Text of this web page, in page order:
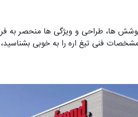
پوشش ها، طراحی و ویژگی ها منحصر
فنی تیغ اره را به خوبی بشناسید،